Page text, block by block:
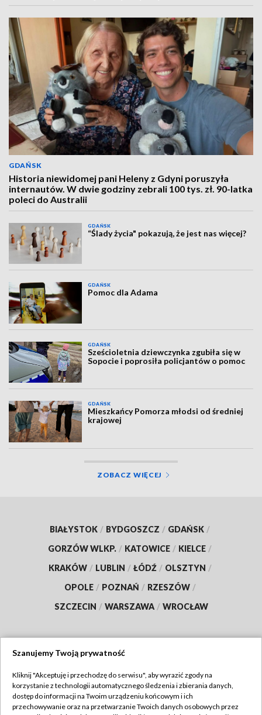
GDAŃSK
Historia niewidomej pani Heleny z Gdyni poruszyła
internautów. W dwie godziny zebrali 100 tys. zł. 90-latka
poleci do Australii
GDAŃSK
“Ślady życia" pokazują, że jest nas więcej?
GDAŃSK
Pomoc dla Adama
GDAŃSK
Sześcioletnia dziewczynka zgubiła się w
Sopocie i poprosiła policjantów o pomoc
GDAŃSK
Mieszkańcy Pomorza młodsi od średniej
krajowej
ZOBACZ WIĘCEJ
BIAŁYSTOK / BYDGOSZCZ / GDAŃSK /
GORZÓW WLKP. / KATOWICE / KIELCE /
KRAKÓW / LUBLIN / ŁÓDŹ / OLSZTYN /
OPOLE / POZNAŃ / RZESZÓW /
SZCZECIN / WARSZAWA / WROCŁAW
TVP
Abonament TVP
Regulamin TVP
Szanujemy Twoją prywatność
Kliknij "Akceptuję i przechodzę do serwisu", aby wyrazić zgody na
korzystanie z technologii automatycznego śledzenia i zbierania danych,
dostęp do informacji na Twoim urządzeniu końcowym i ich
przechowywanie oraz na przetwarzanie Twoich danych osobowych przez